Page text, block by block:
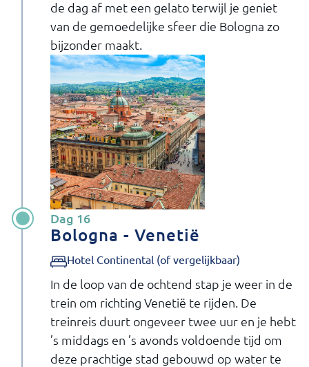
de dag af met een gelato terwijl je geniet
van de gemoedelijke sfeer die Bologna zo
bijzonder maakt.
Dag 16
Bologna - Venetië
Hotel Continental (of vergelijkbaar)
In de loop van de ochtend stap je weer in de
trein om richting Venetië te rijden. De
treinreis duurt ongeveer twee uur en je hebt
’s middags en ’s avonds voldoende tijd om
deze prachtige stad gebouwd op water te